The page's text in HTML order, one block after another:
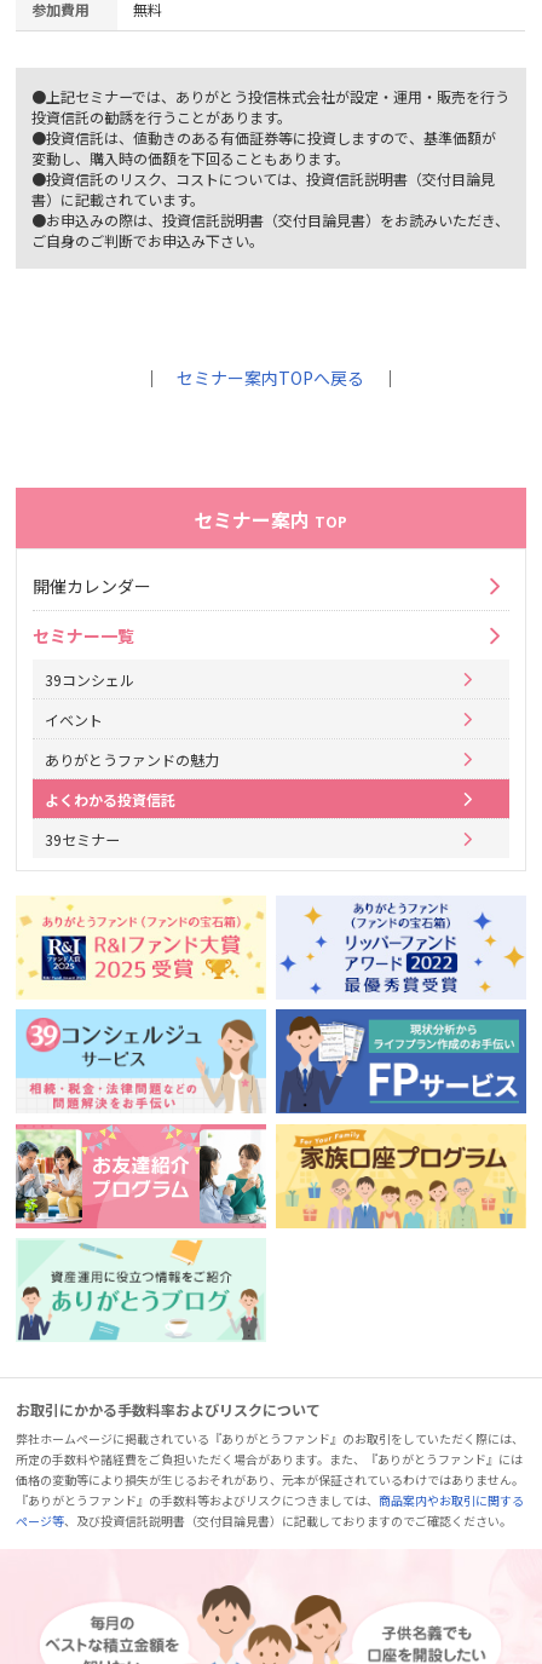
参加費用 無料
●上記セミナーでは、ありがとう投信株式会社が設定・運用・販売を行う
投資信託の勧誘を行うことがあります。
●投資信託は、値動きのある有価証券等に投資しますので、基準価額が
変動し、購入時の価額を下回ることもあります。
●投資信託のリスク、コストについては、投資信託説明書（交付目論見
書）に記載されています。
●お申込みの際は、投資信託説明書（交付目論見書）をお読みいただき、
ご自身のご判断でお申込み下さい。
｜セミナー案内TOPへ戻る ｜
セミナー案内 TOP
開催カレンダー
セミナー一覧
39コンシェル
イベント
ありがとうファンドの魅力
よくわかる投資信託
39セミナー
お取引にかかる手数料率およびリスクについて
弊社ホームページに掲載されている『ありがとうファンド』のお取引をしていただく際には、
所定の手数料や諸経費をご負担いただく場合があります。また、『ありがとうファンド』には
価格の変動等により損失が生じるおそれがあり、元本が保証されているわけではありません。
『ありがとうファンド』の手数料等およびリスクにつきましては、商品案内やお取引に関する
ページ等、及び投資信託説明書（交付目論見書）に記載しておりますのでご確認ください。